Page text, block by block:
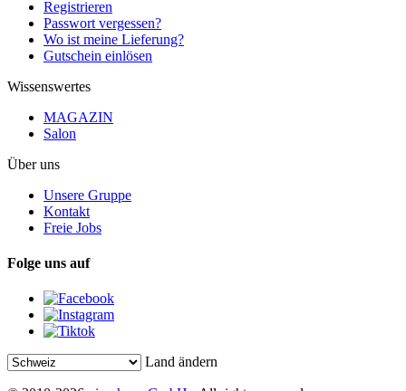
Registrieren
Passwort vergessen?
Wo ist meine Lieferung?
Gutschein einlösen
Wissenswertes
MAGAZIN
Salon
Über uns
Unsere Gruppe
Kontakt
Freie Jobs
Folge uns auf
Land ändern